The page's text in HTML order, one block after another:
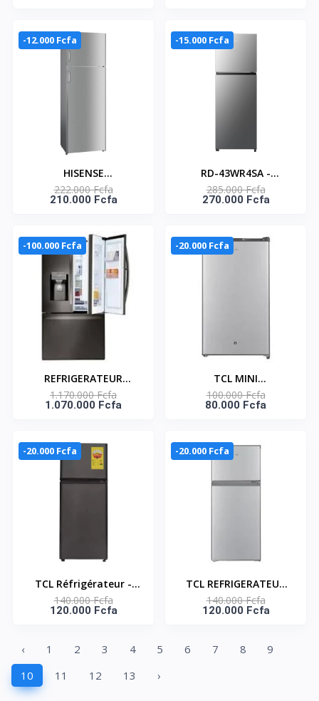
-12.000 Fcfa
HISENSE
RÉFRIGÉRATEUR DEUX
PORTES 249 LITRES –
222.000 Fcfa
210.000 Fcfa
-15.000 Fcfa
RD-43WR4SA -
REFRIGERATEUR
HISENSE / 321LT NET
A+
285.000 Fcfa
270.000 Fcfa
-100.000 Fcfa
REFRIGERATEUR
AMERICAIN DOOR IN
DOOR 4 BATTANTS 668
GC-J287SQUV
1.170.000 Fcfa
1.070.000 Fcfa
-20.000 Fcfa
TCL MINI
REFRIGERATEUR UNE
PORTE SILVER 90 LT -
100.000 Fcfa
80.000 Fcfa
-20.000 Fcfa
TCL Réfrigérateur -
F118TM - 113L (83L +
30L) - Gris Fonce - 220-
140.000 Fcfa
120.000 Fcfa
-20.000 Fcfa
TCL REFRIGERATEUR
DEUX PORTES 117LT
SILVER - F152TMS
140.000 Fcfa
120.000 Fcfa
‹ 1 2 3 4 5 6 7 8
9
10
11 12 13 ›